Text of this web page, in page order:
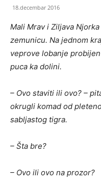
18.decembar 2016
Mali Mrav i Ziljava
zemunicu. Na jednom
veprove lobanje
puca ka dolini.
– Ovo staviti ili ovo? –
okrugli komad od
sabljastog tigra.
– Šta bre?
– Ovo ili ovo na prozor?